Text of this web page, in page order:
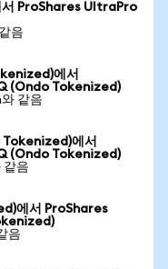
ProShares UltraPro
음
에서
(Ondo Tokenized)
같음
에서
(Ondo Tokenized)
같음
에서 ProShares
음